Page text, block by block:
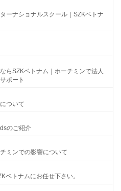
ーナショナルスクール｜SZKベトナ
らSZKベトナム｜ホーチミンで法人
ポート
ついて
のご紹介
ミンでの影響について
ベトナムにお任せ下さい。